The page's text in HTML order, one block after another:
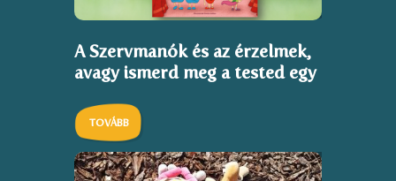
A Szervmanók és az érzelmek,
avagy ismerd meg a tested egy
eddig gondoltad…
TOVÁBB